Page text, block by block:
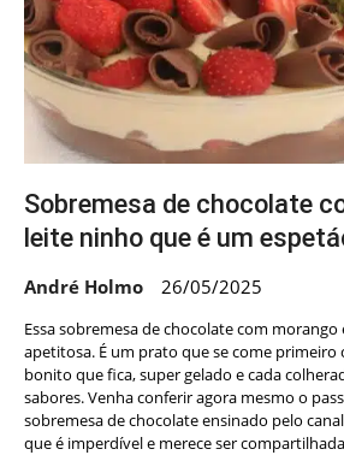
Sobremesa de chocolate
leite ninho que é um
André Holmo 26/05/2025
Essa sobremesa de chocolate com
apetitosa. É um prato que se come primeiro
bonito que fica, super gelado e cada
sabores. Venha conferir agora mesmo o
sobremesa de chocolate ensinado pelo
que é imperdível e merece ser